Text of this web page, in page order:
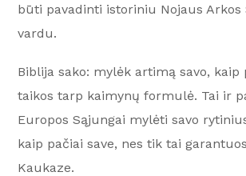
būti pavadinti istoriniu Nojaus Arkos
vardu.
Biblija sako: mylėk artimą savo, kaip
taikos tarp kaimynų formulė. Tai ir
Europos Sąjungai mylėti savo
kaip pačiai save, nes tik tai
Kaukaze.